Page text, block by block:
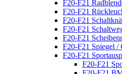
F20-F21
F20-F21
F20-F21
F20-F21
F20-F21
F20-F21 Spiegel /
F20-F21
F20-F21